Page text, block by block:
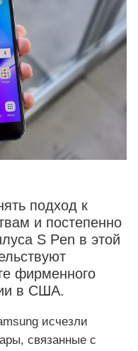
подход к
и постепенно
S Pen в этой
фирменного
в США.
исчезли
связанные с